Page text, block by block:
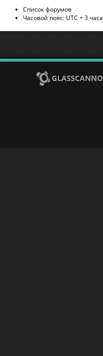
Список форумов
Часовой пояс: UTC + 3 часа